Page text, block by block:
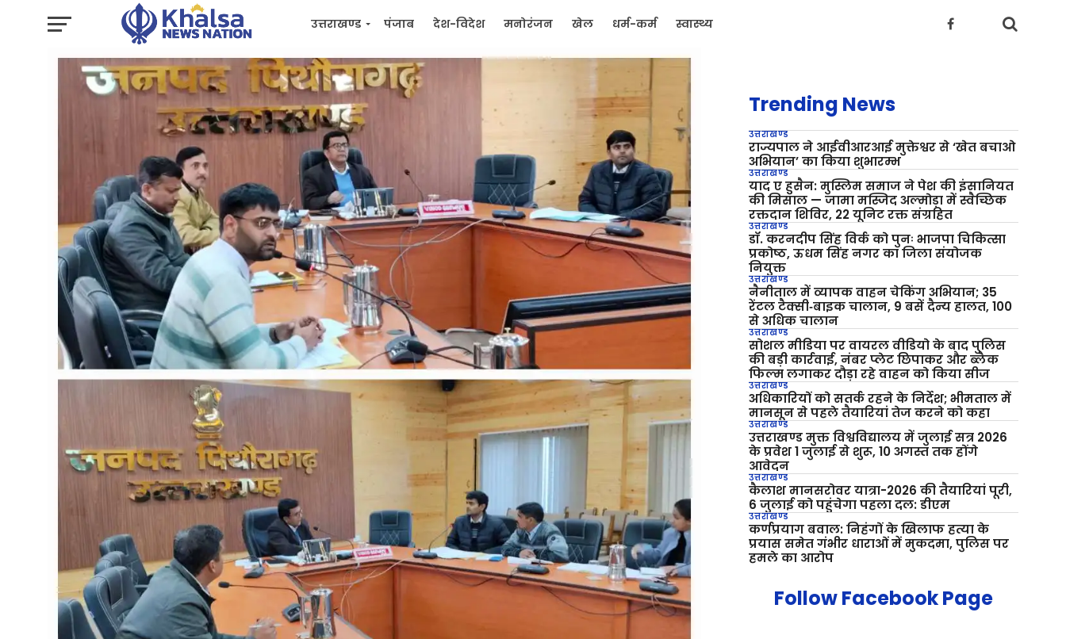
उत्तराखण्ड पंजाब देश-विदेश मनोरंजन खेल धर्म-कर्म स्वास्थ्य
प्रशासनिक जन मुद्दे
Trending News
उत्तराखण्ड
राज्यपाल ने आईवीआरआई मुक्तेश्वर से ‘खेत बचाओ
अभियान’ का किया शुभारम्भ
उत्तराखण्ड
याद ए हुसैन: मुस्लिम समाज ने पेश की इंसानियत
की मिसाल — जामा मस्जिद अल्मोड़ा में स्वैच्छिक
रक्तदान शिविर, 22 यूनिट रक्त संग्रहित
उत्तराखण्ड
डॉ. करनदीप सिंह विर्क को पुनः भाजपा चिकित्सा
प्रकोष्ठ, ऊधम सिंह नगर का जिला संयोजक
नियुक्त
उत्तराखण्ड
नैनीताल में व्यापक वाहन चेकिंग अभियान; 35
रेंटल टैक्सी‑बाइक चालान, 9 बसें दैन्य हालत, 100
से अधिक चालान
उत्तराखण्ड
सोशल मीडिया पर वायरल वीडियो के बाद पुलिस
की बड़ी कार्रवाई, नंबर प्लेट छिपाकर और ब्लैक
फिल्म लगाकर दौड़ा रहे वाहन को किया सीज
उत्तराखण्ड
अधिकारियों को सतर्क रहने के निर्देश; भीमताल में
मानसून से पहले तैयारियां तेज करने को कहा
उत्तराखण्ड
उत्तराखण्ड मुक्त विश्वविद्यालय में जुलाई सत्र 2026
के प्रवेश 1 जुलाई से शुरू, 10 अगस्त तक होंगे
आवेदन
उत्तराखण्ड
कैलाश मानसरोवर यात्रा-2026 की तैयारियां पूरी,
6 जुलाई को पहुंचेगा पहला दल: डीएम
उत्तराखण्ड
कर्णप्रयाग बवाल: निहंगों के खिलाफ हत्या के
प्रयास समेत गंभीर धाराओं में मुकदमा, पुलिस पर
हमले का आरोप
Follow Facebook Page